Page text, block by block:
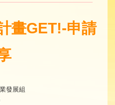
畫GET!-申請
發展組